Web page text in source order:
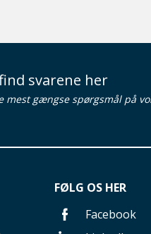
svarene her
mest gængse spørgsmål på
FØLG OS HER
Facebook